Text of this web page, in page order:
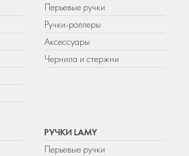
Перьевые ручки
Ручки-роллеры
Аксессуары
Чернила и стержни
РУЧКИ LAMY
Перьевые ручки